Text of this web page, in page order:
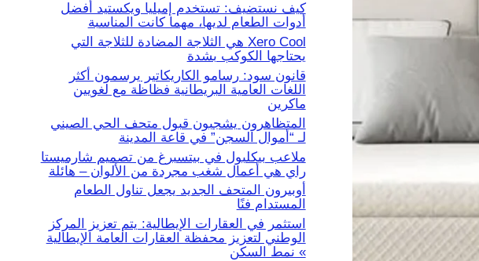
كيف نستضيف: تستخدم إميليا ويكستيد أفضل
أدوات الطعام لديها، مهما كانت المناسبة
Xero Cool هي الثلاجة المضادة للثلاجة التي
يحتاجها الكوكب بشدة
قانون سود: رسامو الكاريكاتير يرسمون أكثر
اللغات العامية البريطانية فظاظة مع لغويين
ماكرين
المتظاهرون يشجبون قبول متحف الحي الصيني
لـ “أموال السجن” في قاعة المدينة
ملاعب بيكلبول في بيتسبرغ من تصميم شارميستا
راي هي أعمال شغب مجردة من الألوان – هائلة
أوبيرون المتحف الجديد يجعل تناول الطعام
المستدام فنًا
استثمر في العقارات الإيطالية: يتم تعزيز المركز
الوطني لتعزيز محفظة العقارات العامة الإيطالية
» نمط السكن